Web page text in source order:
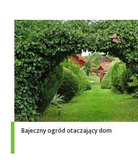
Bajeczny ogród otaczający dom